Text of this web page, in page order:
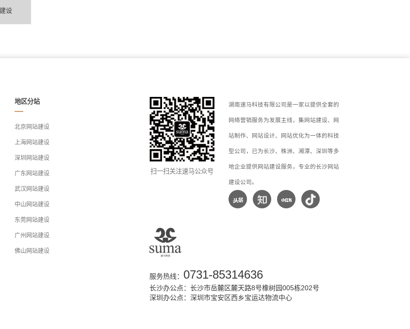
设
地区分站
北京网站建设
上海网站建设
深圳网站建设
广东网站建设
武汉网站建设
中山网站建设
东莞网站建设
广州网站建设
佛山网站建设
扫一扫关注速马公众号
湖南速马科技有限公司是一家以提供全套的
网络营销服务为发展主线，集网站建设、网
站制作、网站设计、网站优化为一体的科技
型公司，已为长沙、株洲、湘潭、深圳等多
地企业提供网站建设服务，专业的长沙网站
建设公司。
服务热线： 0731-85314636
长沙办公点：长沙市岳麓区麓天路8号橡树园005栋202号
深圳办公点：深圳市宝安区西乡宝运达物流中心